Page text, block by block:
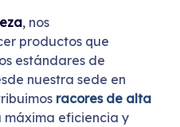
, nos
productos que
estándares de
nuestra sede en
racores de alta
máxima eficiencia y